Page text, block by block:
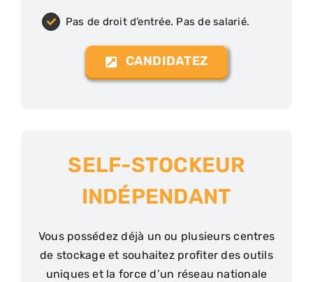
Pas de droit d’entrée. Pas de salarié.
CANDIDATEZ
SELF-STOCKEUR
INDÉPENDANT
Vous possédez déjà un ou plusieurs centres
de stockage et souhaitez profiter des outils
uniques et la force d’un réseau nationale